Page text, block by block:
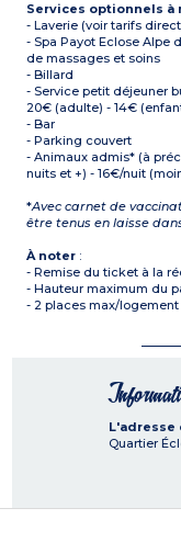
Services optionnels à
- Laverie (voir tarifs
- Spa Payot Eclose Alpe
de massages et soins
- Billard
- Service petit déjeuner
20€ (adulte) - 14€
- Bar
- Parking couvert
- Animaux admis* (à
nuits et +) - 16€/nuit
*Avec carnet de
être tenus en laisse
À noter :
- Remise du ticket à la
- Hauteur maximum du
- 2 places max/logement
L'adresse
Quartier